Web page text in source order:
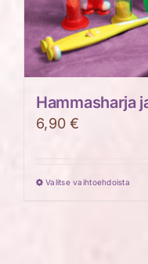
Hammasharja
6,90€
Valitse vaihtoehdoista